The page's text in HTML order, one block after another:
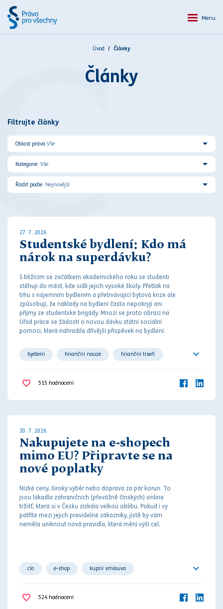
Menu
Úvod Články
Články
Filtrujte články
Oblast práva Vše
Kategorie: Vše
Řadit podle: Nejnovější
27. 7. 2026
Studentské bydlení: Kdo má
nárok na superdávku?
S blížícím se začátkem akademického roku se studenti
stěhují do měst, kde sídlí jejich vysoké školy. Přetlak na
trhu s nájemním bydlením a přetrvávající bytová krize ale
způsobují, že náklady na bydlení často nepokryjí ani
příjmy ze studentské brigády. Mnozí se proto obrací na
Úřad práce se žádostí o novou dávku státní sociální
pomoci, která nahradila dřívější příspěvek na bydlení.
bydlení finanční nouze finanční tíseň
sociální dávka sociální zabezpečení
společné bydlení
515 hodnocení
20. 7. 2026
Nakupujete na e-shopech
mimo EU? Připravte se na
nové poplatky
Nízké ceny, široký výběr nebo doprava za pár korun. To
jsou lákadla zahraničních (převážně čínských) online
tržišť, která si v Česku získala velkou oblibu. Pokud i vy
patříte mezi jejich pravidelné zákazníky, jistě by vám
neměla uniknout nová pravidla, která mění výši cel.
clo e-shop kupní smlouva
online tržiště
zahraničí
524 hodnocení